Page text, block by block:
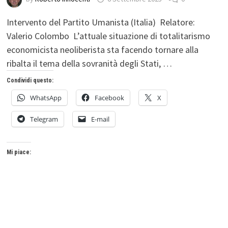
Intervento del Partito Umanista (Italia) Relatore:
Valerio Colombo L’attuale situazione di totalitarismo
economicista neoliberista sta facendo tornare alla
ribalta il tema della sovranità degli Stati, …
Condividi questo:
WhatsApp Facebook X
Telegram E-mail
Mi piace: